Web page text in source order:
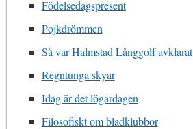
Födelsedagspresent
Pojkdrömmen
Så var Halmstad Långgolf avklarat
Regntunga skyar
Idag är det lögardagen
Filosofiskt om bladklubbor